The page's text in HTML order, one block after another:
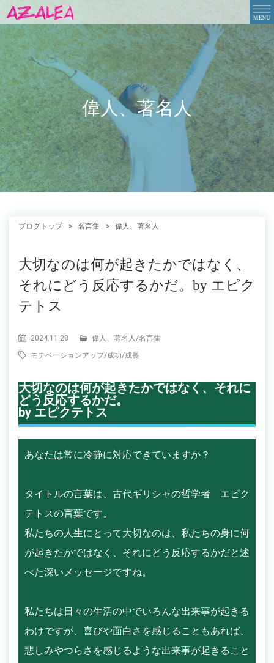
偉人、著名人
ブログトップ 名言集 偉人、著名人
大切なのは何が起きたかではなく、
それにどう反応するかだ。by エピク
テトス
2024.11.28 偉人、著名人 /名言集
モチベーションアップ/成功/成長
大切なのは何が起きたかではなく、それに
どう反応するかだ。
by エピクテトス
あなたは常に冷静に対応できていますか？
タイトルの言葉は、古代ギリシャの哲学者 エピク
テトスの言葉です。
私たちの人生にとって大切なのは、私たちの身に何
が起きたかではなく、それにどう反応するかだと述
べた深いメッセージですね。
私たちは日々の生活の中でいろんな出来事が起きる
わけですが、喜びや面白さを感じることもあれば、
悲しみやつらさを感じるような出来事が起きること